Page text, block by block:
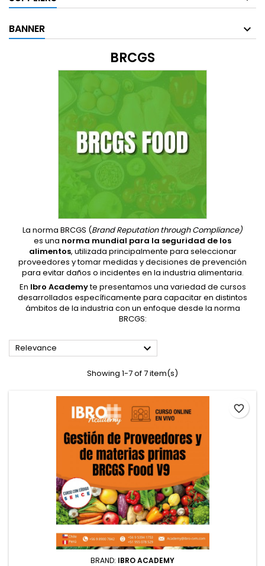
BANNER
BRCGS
La norma BRCGS (Brand Reputation through Compliance)
es una norma mundial para la seguridad de los
alimentos, utilizada principalmente para seleccionar
proveedores y tomar medidas y decisiones de prevención
para evitar daños o incidentes en la industria alimentaria.
En Ibro Academyte presentamos una variedad de cursos
desarrollados específicamente para capacitar en distintos
ámbitos de la industria con un enfoque desde la norma
BRCGS:
Relevance 
Showing 1-7 of 7 item(s)
BRAND: IBRO ACADEMY
favorite_border